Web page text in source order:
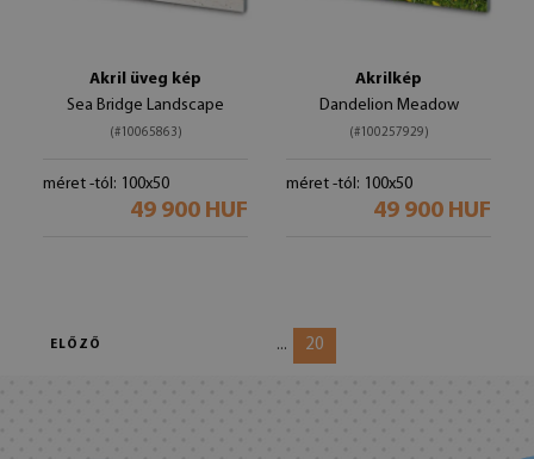
Akril üveg kép
Sea Bridge Landscape
(#10065863)
méret -tól: 100x50
49 900 HUF
Akrilkép
Dandelion Meadow
(#100257929)
méret -tól: 100x50
49 900 HUF
ELŐZŐ ... 20